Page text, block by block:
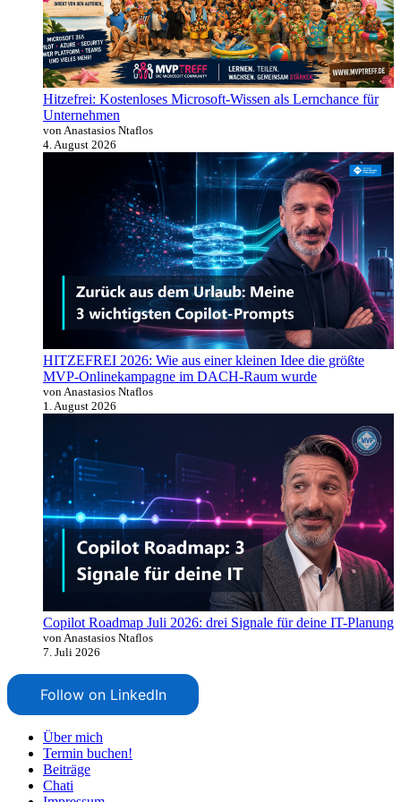
Hitzefrei: Kostenloses Microsoft-Wissen als Lernchance für
Unternehmen
von Anastasios Ntaflos
4. August 2026
HITZEFREI 2026: Wie aus einer kleinen Idee die größte
MVP-Onlinekampagne im DACH-Raum wurde
von Anastasios Ntaflos
1. August 2026
Copilot Roadmap Juli 2026: drei Signale für deine IT-Planung
von Anastasios Ntaflos
7. Juli 2026
Follow on LinkedIn
Über mich
Termin buchen!
Beiträge
Chati